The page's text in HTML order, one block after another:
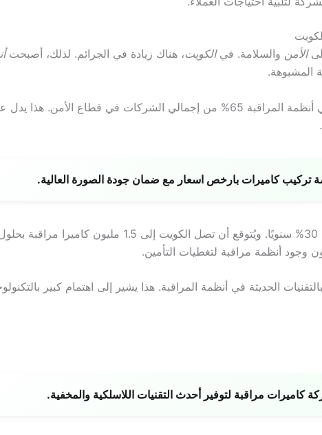
الأمن والسلامة. فيالكويت، هناك زيادة في الجرائم. لذلك، أصبحت
المشبوهة.
سجلت الشركات الكويتية المتخصصة في أنظمة المراقبة 65% من إجمالي الشركات في قطاع الأمن. هذا
.
كاميرات بارخص اسعار مع ضمان جودة الصورة العالية.
الطلب على أنظمة المراقبة ارتفع بنسبة 30% سنويًا. ويُتوقع أن تصل الكويت إلى 1.5 مليون كاميرا مراقبة
بالتقنيات الحديثة في أنظمة المراقبة. هذا يشير إلى اهتمام كبير
مراقبة لتوفير أحدث التقنيات اللاسلكية والمخفية.